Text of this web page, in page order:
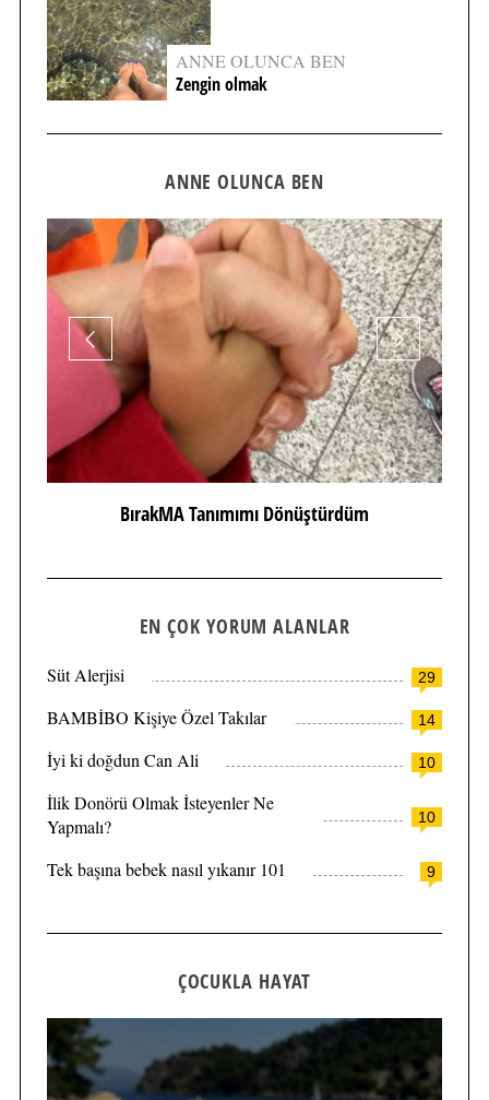
ANNE OLUNCA BEN
Zengin olmak
ANNE OLUNCA BEN
BırakMA Tanımımı Dönüştürdüm
EN ÇOK YORUM ALANLAR
29
Süt Alerjisi
14
BAMBİBO Kişiye Özel Takılar
10
İyi ki doğdun Can Ali
10
İlik Donörü Olmak İsteyenler Ne
Yapmalı?
9
Tek başına bebek nasıl yıkanır 101
ÇOCUKLA HAYAT